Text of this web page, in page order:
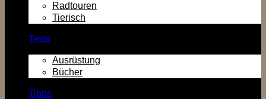
Radtouren
Tierisch
Tests
Ausrüstung
Bücher
Tipps